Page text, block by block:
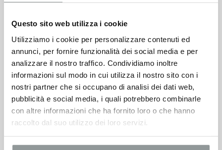
Questo sito web utilizza i cookie
Utilizziamo i cookie per personalizzare contenuti ed
annunci, per fornire funzionalità dei social media e per
analizzare il nostro traffico. Condividiamo inoltre
informazioni sul modo in cui utilizza il nostro sito con i
nostri partner che si occupano di analisi dei dati web,
pubblicità e social media, i quali potrebbero combinarle
con altre informazioni che ha fornito loro o che hanno
raccolto dal suo utilizzo dei loro servizi.